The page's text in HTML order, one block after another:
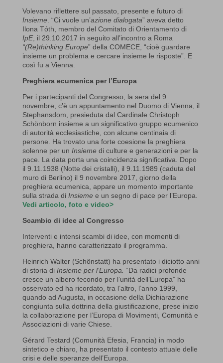
Volevano riflettere sul passato, presente e futuro di
Insieme. “Ci vuole un’azione dialogata” aveva detto
Ilona Tóth, membro del Comitato di Orientamento di
IpE, il 29.10.2017 in seguito all’incontro a Roma
“(Re)thinking Europe” della COMECE, “cioè guardare
insieme un problema e cercare insieme le risposte”. E
così fu a Vienna.
Preghiera ecumenica per l’Europa
Per i partecipanti del Congresso, la sera del 9
novembre, c’è un appuntamento nel Duomo di Vienna, il
Stephansdom, presieduta dal Cardinale Christoph
Schönborn insieme a un significativo gruppo ecumenico
di autorità ecclesiastiche, con alcune centinaia di
persone. Ha trovato una forte coesione la preghiera
solenne per un Insiemedi culture e generazioni e per la
pace. La data porta una coincidenza significativa. Dopo
il 9.11.1938 (Notte dei cristalli), il 9.11.1989 (caduta del
muro di Berlino) il 9 novembre 2017, giorno della
preghiera ecumenica, appare un momento importante
sulla strada di Insieme e un segno di pace per l’Europa.
Vedi articolo, foto e video>
Scambio di idee al Congresso
Interventi e intensi scambi di idee, con momenti di
preghiera, hanno caratterizzato il programma.
Heinrich Walter (Schönstatt) ha presentato i diciotto anni
di storia di Insieme per l’Europa. “Da radici profonde
cresce un albero fecondo per l’unità dell’Europa” ha
osservato ed ha ricordato, tra l’altro, l’anno 1999,
quando ad Augusta, in occasione della Dichiarazione
congiunta sulla dottrina della giustificazione, prese inizio
la collaborazione per l’Europa di Movimenti, Comunità e
Associazioni di varie Chiese.
Gérard Testard (Comunità Efesia, Francia) in modo
sintetico e chiaro, ha presentato il contesto attuale delle
crisi e delle speranze dell’Europa.